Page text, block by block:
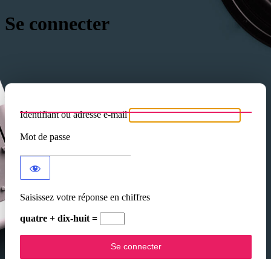
Se connecter
Identifiant ou adresse e-mail
Mot de passe
Saisissez votre réponse en chiffres
quatre + dix-huit =